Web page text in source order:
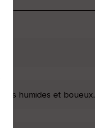
humides et boueux.